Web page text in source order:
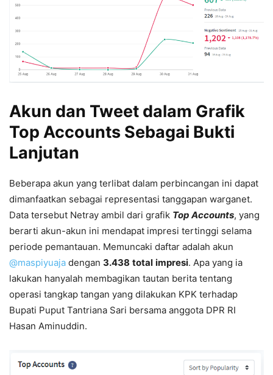
Akun dan Tweet dalam Grafik
Top Accounts Sebagai Bukti
Lanjutan
Beberapa akun yang terlibat dalam perbincangan ini dapat
dimanfaatkan sebagai representasi tanggapan warganet.
Data tersebut Netray ambil dari grafik Top Accounts, yang
berarti akun-akun ini mendapat impresi tertinggi selama
periode pemantauan. Memuncaki daftar adalah akun
@maspiyuaja dengan 3.438 total impresi. Apa yang ia
lakukan hanyalah membagikan tautan berita tentang
operasi tangkap tangan yang dilakukan KPK terhadap
Bupati Puput Tantriana Sari bersama anggota DPR RI
Hasan Aminuddin.